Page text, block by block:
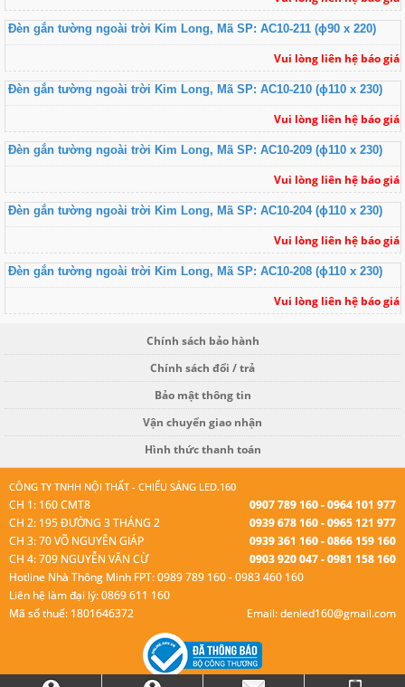
Đèn gắn tường ngoài trời Kim Long, Mã SP: AC10-211 (ɸ90 x 220)
Vui lòng liên hệ báo giá
Đèn gắn tường ngoài trời Kim Long, Mã SP: AC10-210 (ɸ110 x 230)
Vui lòng liên hệ báo giá
Đèn gắn tường ngoài trời Kim Long, Mã SP: AC10-209 (ɸ110 x 230)
Vui lòng liên hệ báo giá
Đèn gắn tường ngoài trời Kim Long, Mã SP: AC10-204 (ɸ110 x 230)
Vui lòng liên hệ báo giá
Đèn gắn tường ngoài trời Kim Long, Mã SP: AC10-208 (ɸ110 x 230)
Vui lòng liên hệ báo giá
Chính sách bảo hành
Chính sách đổi / trả
Bảo mật thông tin
Vận chuyển giao nhận
Hình thức thanh toán
CÔNG TY TNHH NỘI THẤT - CHIẾU SÁNG LED.160
CH 1: 160 CMT8
0907 789 160 - 0964 101 977
CH 2: 195 ĐƯỜNG 3 THÁNG 2
0939 678 160 - 0965 121 977
CH 3: 70 VÕ NGUYÊN GIÁP
0939 361 160 - 0866 159 160
CH 4: 709 NGUYỄN VĂN CỪ
0903 920 047 - 0981 158 160
Hotline Nhà Thông Minh FPT: 0989 789 160 - 0983 460 160
Liên hệ làm đại lý: 0869 611 160
Mã số thuế: 1801646372
Email: denled160@gmail.com